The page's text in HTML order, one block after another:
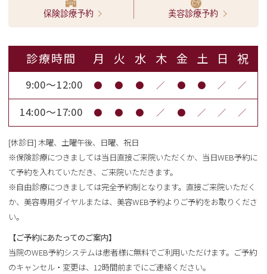
保険診療予約 美容診療予約
診療時間 月 火 水 木 金 土 日 祝
9:00～12:00 ● ● ● ／ ● ● ／ ／
14:00～17:00 ● ● ● ／ ● ／ ／ ／
[休診日] 木曜、土曜午後、日曜、祝日
※保険診療につきましては当日直接ご来院いただくか、当日WEB予約に
て予約を入れていただき、ご来院いただきます。
※自由診療につきましては完全予約制となります。直接ご来院いただく
か、美容専用ダイヤルまたは、美容WEB予約よりご予約をお取りくださ
い。
【ご予約にあたってのご案内】
当院のWEB予約システムは患者様に無料でご利用いただけます。ご予約
のキャンセル・変更は、12時間前までにご連絡ください。